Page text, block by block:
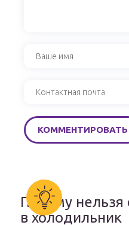
Почему нельзя
в холодильник